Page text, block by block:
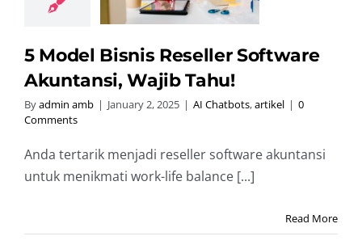
5 Model Bisnis Reseller Software
Akuntansi, Wajib Tahu!
Byadmin amb | January 2, 2025 | AI Chatbots,artikel | 0
Comments
Anda tertarik menjadi reseller software akuntansi
untuk menikmati work-life balance [...]
Read More